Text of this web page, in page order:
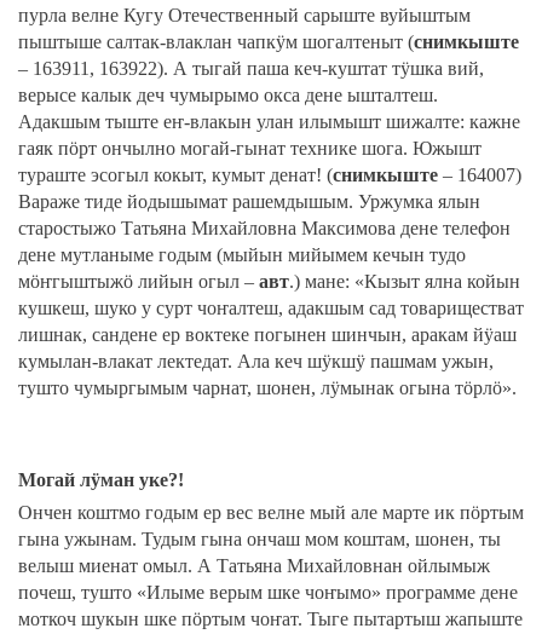
пурла велне Кугу Отечественный сарыште вуйыштым
пыштыше салтак-влаклан чапкӱм шогалтеныт (снимкыште
– 163911, 163922). А тыгай паша кеч-куштат тӱшка вий,
верысе калык деч чумырымо окса дене ышталтеш.
Адакшым тыште еҥ-влакын улан илымышт шижалте: кажне
гаяк пӧрт ончылно могай-гынат технике шога. Южышт
тураште эсогыл кокыт, кумыт денат! (снимкыште – 164007)
Вараже тиде йодышымат рашемдышым. Уржумка ялын
старостыжо Татьяна Михайловна Максимова дене телефон
дене мутланыме годым (мыйын мийымем кечын тудо
мӧҥгыштыжӧ лийын огыл – авт.) мане: «Кызыт ялна койын
кушкеш, шуко у сурт чоҥалтеш, адакшым сад товариществат
лишнак, сандене ер воктеке погынен шинчын, аракам йӱаш
кумылан-влакат лектедат. Ала кеч шӱкшӱ пашмам ужын,
тушто чумыргымым чарнат, шонен, лӱмынак огына тӧрлӧ».
Могай лӱман уке?!
Ончен коштмо годым ер вес велне мый але марте ик пӧртым
гына ужынам. Тудым гына ончаш мом коштам, шонен, ты
велыш миенат омыл. А Татьяна Михайловнан ойлымыж
почеш, тушто «Илыме верым шке чоҥымо» программе дене
моткоч шукын шке пӧртым чоҥат. Тыге пытартыш жапыште